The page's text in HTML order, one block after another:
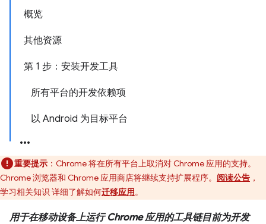
概览
其他资源
第 1 步：安装开发工具
所有平台的开发依赖项
以 Android 为目标平台
重要提示 ：Chrome 将在所有平台上取消对 Chrome 应用的支持。
Chrome 浏览器和 Chrome 应用商店将继续支持扩展程序。 阅读公告 ，
学习相关知识 详细了解如何迁移应用。
用于在移动设备上运行 Chrome 应用的工具链目前为开发